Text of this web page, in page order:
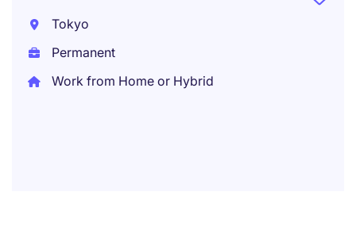
Tokyo
Permanent
Work from Home or Hybrid